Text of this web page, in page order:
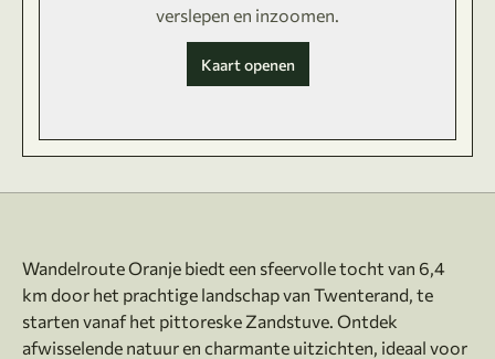
verslepen en inzoomen.
Kaart openen
Wandelroute Oranje biedt een sfeervolle tocht van 6,4
km door het prachtige landschap van Twenterand, te
starten vanaf het pittoreske Zandstuve. Ontdek
afwisselende natuur en charmante uitzichten, ideaal voor